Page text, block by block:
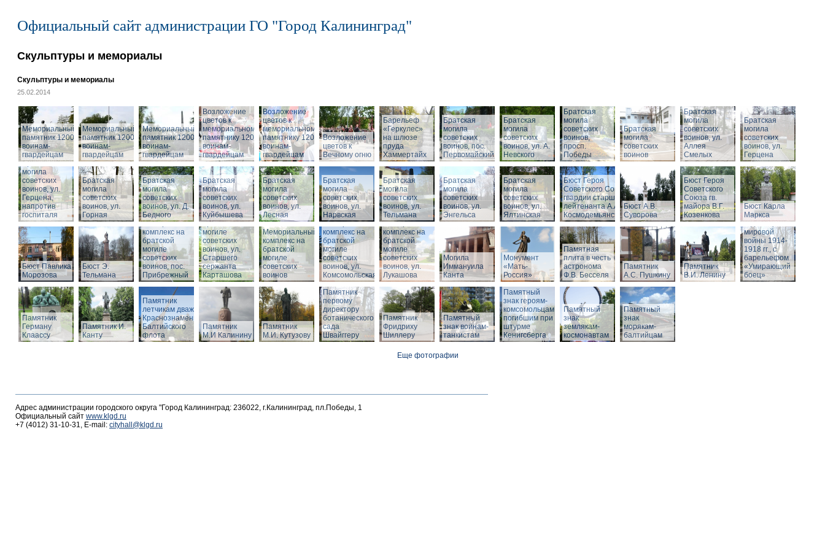
Официальный сайт администрации ГО "Город Калининград"
Скульптуры и мемориалы
Скульптуры и мемориалы
25.02.2014
Мемориальный
памятник 1200
воинам-
гвардейцам
Мемориальный
памятник 1200
воинам-
гвардейцам
Мемориальный
памятник 1200
воинам-
гвардейцам
Возложение
цветов к
мемориальному
памятнику 1200
воинам-
гвардейцам
Возложение
цветов к
мемориальному
памятнику 1200
воинам-
гвардейцам
Возложение
цветов к
Вечному огню
Барельеф
«Геркулес»
на шлюзе
пруда
Хаммертайх
Братская
могила
советских
воинов, пос.
Первомайский
Братская
могила
советских
воинов, ул. А.
Невского
Братская
могила
советских
воинов,
просп.
Победы
Братская
могила
советских
воинов
Братская
могила
советских
воинов, ул.
Аллея
Смелых
Братская
могила
советских
воинов, ул.
Герцена
Братская
могила
советских
воинов, ул.
Герцена,
напротив
госпиталя
Братская
могила
советских
воинов, ул.
Горная
Братская
могила
советских
воинов, ул. Д.
Бедного
Братская
могила
советских
воинов, ул.
Куйбышева
Братская
могила
советских
воинов, ул.
Лесная
Братская
могила
советских
воинов, ул.
Нарвская
Братская
могила
советских
воинов, ул.
Тельмана
Братская
могила
советских
воинов, ул.
Энгельса
Братская
могила
советских
воинов, ул.
Ялтинская
Бюст Героя
Советского Союза
гвардии старшего
лейтенанта А.А.
Космодемьянского
Бюст А.В.
Суворова
Бюст Героя
Советского
Союза гв.
майора В.Г.
Козенкова
Бюст Карла
Маркса
Бюст Павлика
Морозова
Бюст Э.
Тельмана
Мемориальный
комплекс на
братской
могиле
советских
воинов, пос.
Прибрежный
Мемориальный
комплекс на
братской
могиле
советских
воинов, ул.
Старшего
сержанта
Карташова
Мемориальный
комплекс на
братской
могиле
советских
воинов
Мемориальный
комплекс на
братской
могиле
советских
воинов, ул.
Комсомольская
Мемориальный
комплекс на
братской
могиле
советских
воинов, ул.
Лукашова
Могила
Иммануила
Канта
Монумент
«Мать-
Россия»
Памятная
плита в честь
астронома
Ф.В. Бесселя
Памятник
А.С. Пушкину
Памятник
В.И. Ленину
Памятник
воинам,
погибшим в
годы Первой
мировой
войны 1914-
1918 гг., с
барельефом
«Умирающий
боец»
Памятник
Герману
Клаассу
Памятник И.
Канту
Памятник
летчикам дважды
Краснознаменного
Балтийского
флота
Памятник
М.И Калинину
Памятник
М.И. Кутузову
Памятник
первому
директору
ботанического
сада
Швайггеру
Памятник
Фридриху
Шиллеру
Памятный
знак воинам-
танкистам
Памятный
знак героям-
комсомольцам,
погибшим при
штурме
Кенигсберга
Памятный
знак
землякам-
космонавтам
Памятный
знак
морякам-
балтийцам
Еще фотографии
Адрес администрации городского округа "Город Калининград: 236022, г.Калининград, пл.Победы, 1
Официальный сайт www.klgd.ru
+7 (4012) 31-10-31, E-mail: cityhall@klgd.ru